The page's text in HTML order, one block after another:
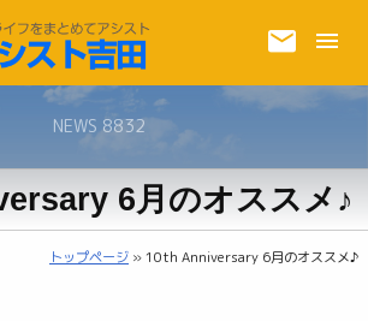
NEWS 8832
6月のオススメ♪
トップページ » 10th Anniversary 6月のオススメ♪